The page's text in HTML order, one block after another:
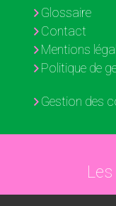
Glossaire
Contact
Mentions
Politique de
Gestion des